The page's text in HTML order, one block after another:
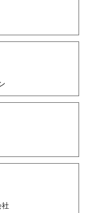
社